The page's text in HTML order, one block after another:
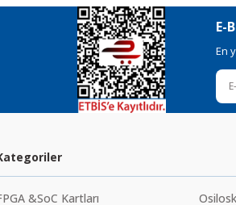
E-
En
&SoC Kartları